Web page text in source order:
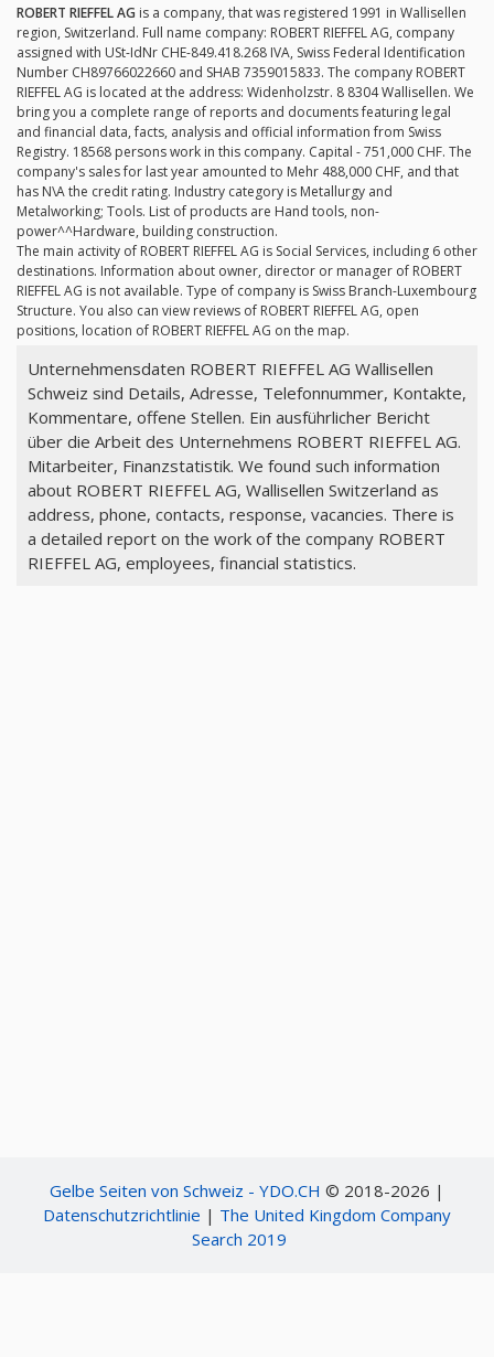
ROBERT RIEFFEL AG is a company, that was registered 1991 in Wallisellen
region, Switzerland. Full name company: ROBERT RIEFFEL AG, company
assigned with USt-IdNr CHE-849.418.268 IVA, Swiss Federal Identification
Number CH89766022660 and SHAB 7359015833. The company ROBERT
RIEFFEL AG is located at the address: Widenholzstr. 8 8304 Wallisellen. We
bring you a complete range of reports and documents featuring legal
and financial data, facts, analysis and official information from Swiss
Registry. 18568 persons work in this company. Capital - 751,000 CHF. The
company's sales for last year amounted to Mehr 488,000 CHF, and that
has N\A the credit rating. Industry category is Metallurgy and
Metalworking; Tools. List of products are Hand tools, non-
power^^Hardware, building construction.
The main activity of ROBERT RIEFFEL AG is Social Services, including 6 other
destinations. Information about owner, director or manager of ROBERT
RIEFFEL AG is not available. Type of company is Swiss Branch-Luxembourg
Structure. You also can view reviews of ROBERT RIEFFEL AG, open
positions, location of ROBERT RIEFFEL AG on the map.
Unternehmensdaten ROBERT RIEFFEL AG Wallisellen
Schweiz sind Details, Adresse, Telefonnummer, Kontakte,
Kommentare, offene Stellen. Ein ausführlicher Bericht
über die Arbeit des Unternehmens ROBERT RIEFFEL AG.
Mitarbeiter, Finanzstatistik. We found such information
about ROBERT RIEFFEL AG, Wallisellen Switzerland as
address, phone, contacts, response, vacancies. There is
a detailed report on the work of the company ROBERT
RIEFFEL AG, employees, financial statistics.
Gelbe Seiten von Schweiz - YDO.CH © 2018-2026 |
Datenschutzrichtlinie | The United Kingdom Company
Search 2019